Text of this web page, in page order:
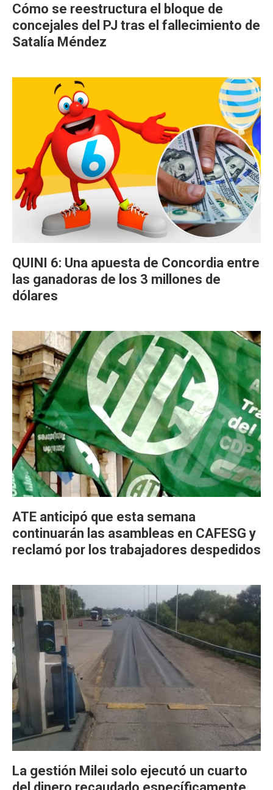
Cómo se reestructura el bloque de
concejales del PJ tras el fallecimiento de
Satalía Méndez
QUINI 6: Una apuesta de Concordia entre
las ganadoras de los 3 millones de
dólares
ATE anticipó que esta semana
continuarán las asambleas en CAFESG y
reclamó por los trabajadores despedidos
La gestión Milei solo ejecutó un cuarto